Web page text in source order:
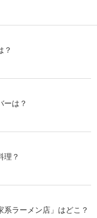
？
ーは？
理？
ラーメン店」はどこ？